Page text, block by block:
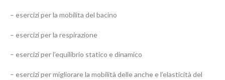
– esercizi per la mobilita del bacino
– esercizi per la respirazione
– esercizi per l’equilibrio statico e dinamico
– esercizi per migliorare la mobilità delle anche e l’elasticità del